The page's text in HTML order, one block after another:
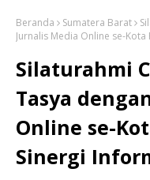
Beranda Sumatera Barat
Jurnalis Media Online se-
Silaturahmi
Tasya
Online se-
Sinergi